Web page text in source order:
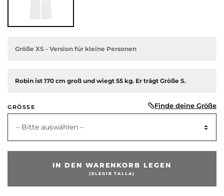
Größe XS - Version für kleine Personen
Robin ist 170 cm groß und wiegt 55 kg. Er trägt Größe S.
GRÖSSE Finde deine Größe
– Bitte auswählen –
IN DEN WARENKORB LEGEN
(ELEGIR TALLA)